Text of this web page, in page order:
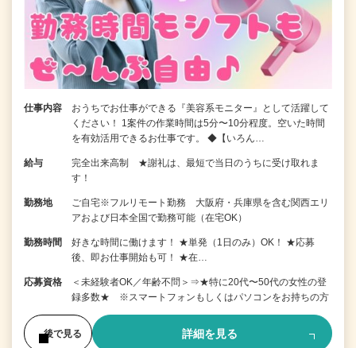
仕事内容
おうちでお仕事ができる『美容系モニター』として活躍して
ください！ 1案件の作業時間は5分〜10分程度。空いた時間
を有効活用できるお仕事です。 ◆【いろん…
給与
完全出来高制 ★謝礼は、最短で当日のうちに受け取れま
す！
勤務地
ご自宅※フルリモート勤務 大阪府・兵庫県を含む関西エリ
アおよび日本全国で勤務可能（在宅OK）
勤務時間
好きな時間に働けます！ ★単発（1日のみ）OK！ ★応募
後、即お仕事開始も可！ ★在…
応募資格
＜未経験者OK／年齢不問＞⇒★特に20代〜50代の女性の登
録多数★ ※スマートフォンもしくはパソコンをお持ちの方
後で見る 詳細を見る